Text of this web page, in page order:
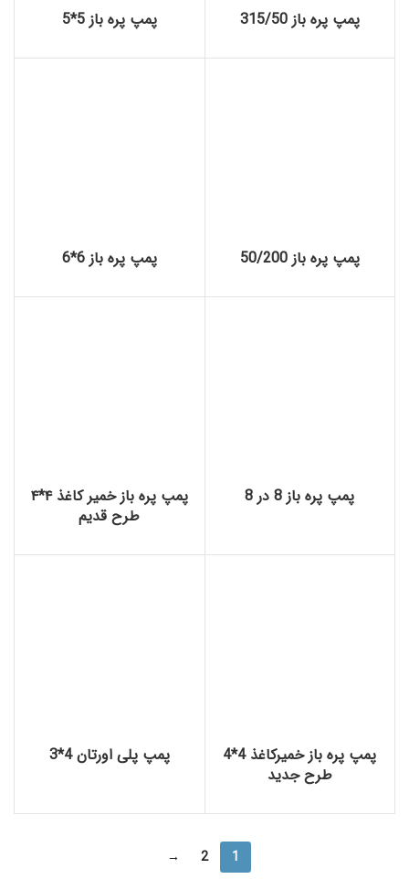
پمپ پره باز 315/50 پمپ پره باز 5*5
پمپ پره باز 50/200 پمپ پره باز 6*6
پمپ پره باز 8 در 8
پمپ پره باز خمیر کاغذ ۴*۴
طرح قدیم
پمپ پره باز خمیرکاغذ 4*4
طرح جدید
پمپ پلی اورتان 4*3
1
2
→